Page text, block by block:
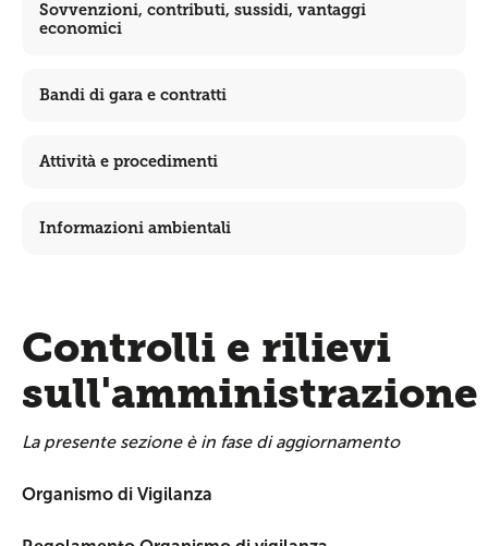
Sovvenzioni, contributi, sussidi, vantaggi
economici
Bandi di gara e contratti
Attività e procedimenti
Informazioni ambientali
Controlli e rilievi
sull'amministrazione
La presente sezione è in fase di aggiornamento
Organismo di Vigilanza